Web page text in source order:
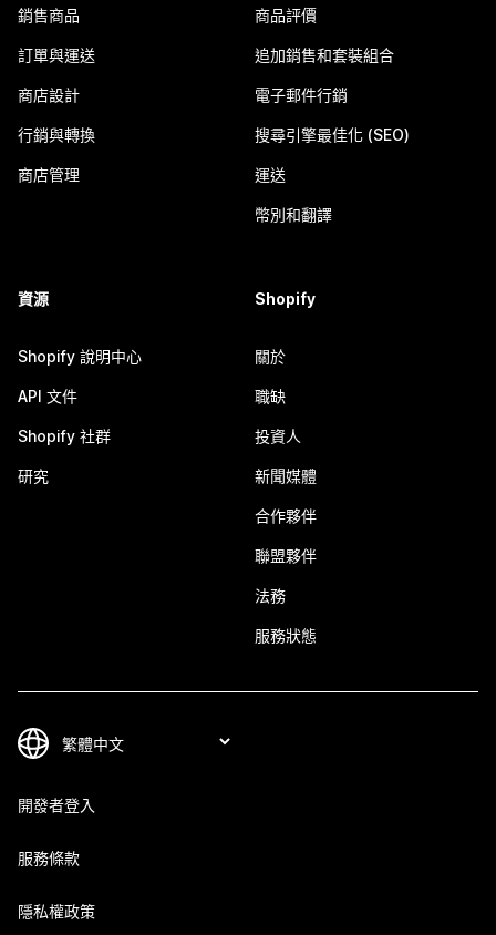
銷售商品
訂單與運送
商店設計
行銷與轉換
商店管理
商品評價
追加銷售和套裝組合
電子郵件行銷
搜尋引擎最佳化 (SEO)
運送
幣別和翻譯
資源
Shopify 說明中心
API 文件
Shopify 社群
研究
Shopify
關於
職缺
投資人
新聞媒體
合作夥伴
聯盟夥伴
法務
服務狀態
開發者登入
服務條款
隱私權政策